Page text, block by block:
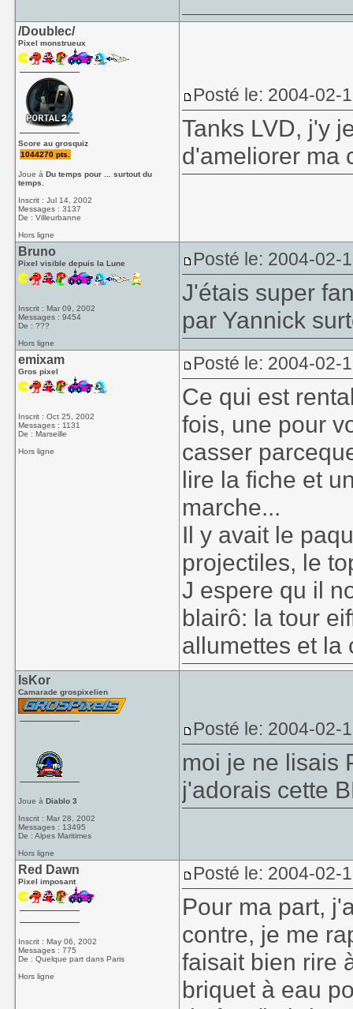
/Doublec/
Pixel monstrueux
Score au grosquiz
1044270 pts.
Joue àDu temps pour ... surtout du
temps.
Inscrit : Jul 14, 2002
Messages : 3137
De : Villeurbanne
Hors ligne
Posté le: 2004-02-
Tanks LVD, j'y
d'ameliorer ma
Bruno
Pixel visible depuis la Lune
Inscrit : Mar 09, 2002
Messages : 9454
De : ???
Hors ligne
Posté le: 2004-02-
J'étais super
par Yannick
emixam
Gros pixel
Inscrit : Oct 25, 2002
Messages : 1131
De : Marseille
Hors ligne
Posté le: 2004-02-
Ce qui est
fois, une pour
casser
lire la fiche et
marche...
Il y avait le
projectiles, le
J espere qu il
blairô: la tour
allumettes et la
IsKor
Camarade grospixelien
Joue àDiablo 3
Inscrit : Mar 28, 2002
Messages : 13495
De : Alpes Maritimes
Hors ligne
Posté le: 2004-02-
moi je ne lisais
j'adorais cette
Red Dawn
Pixel imposant
Inscrit : May 06, 2002
Messages : 775
De : Quelque part dans Paris
Hors ligne
Posté le: 2004-02-
Pour ma part,
contre, je me
faisait bien rire
briquet à eau